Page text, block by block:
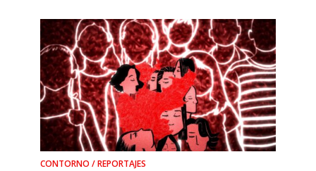
CONTORNO / REPORTAJES